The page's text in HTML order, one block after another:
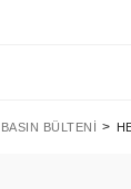
BASIN BÜLTENI